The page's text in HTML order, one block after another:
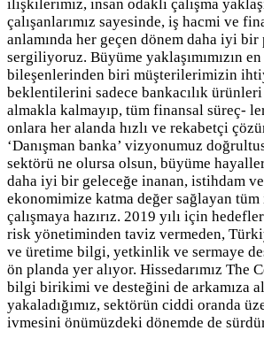
ilişkilerimiz, insan odaklı çalışma
çalışanlarımız sayesinde, iş hacmi ve
anlamında her geçen dönem daha iyi bir
sergiliyoruz. Büyüme yaklaşımımızın
bileşenlerinden biri müşterilerimizin
beklentilerini sadece bankacılık ürünleri
almakla kalmayıp, tüm finansal süreç-
onlara her alanda hızlı ve rekabetçi
‘Danışman banka’ vizyonumuz
sektörü ne olursa olsun, büyüme
daha iyi bir geleceğe inanan, istihdam
ekonomimize katma değer sağlayan
çalışmaya hazırız. 2019 yılı için
risk yönetiminden taviz vermeden,
ve üretime bilgi, yetkinlik ve sermaye
ön planda yer alıyor. Hissedarımız The
bilgi birikimi ve desteğini de arkamıza
yakaladığımız, sektörün ciddi oranda
ivmesini önümüzdeki dönemde de